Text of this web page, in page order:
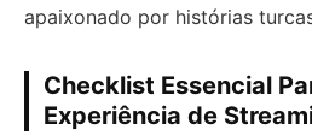
apaixonado por histórias
Checklist Essencial
Experiência de